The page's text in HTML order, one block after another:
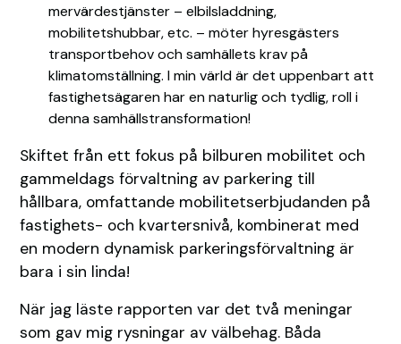
mervärdestjänster – elbilsladdning,
mobilitetshubbar, etc. – möter hyresgästers
transportbehov och samhällets krav på
klimatomställning. I min värld är det uppenbart att
fastighetsägaren har en naturlig och tydlig, roll i
denna samhällstransformation!
Skiftet från ett fokus på bilburen mobilitet och
gammeldags förvaltning av parkering till
hållbara, omfattande mobilitetserbjudanden på
fastighets- och kvartersnivå, kombinerat med
en modern dynamisk parkeringsförvaltning är
bara i sin linda!
När jag läste rapporten var det två meningar
som gav mig rysningar av välbehag. Båda